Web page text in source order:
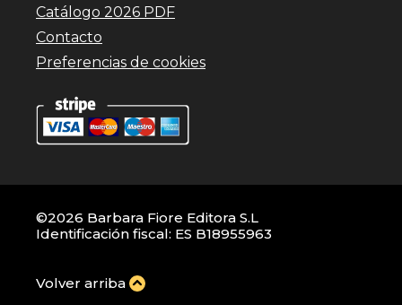
Catálogo 2026 PDF
Contacto
Preferencias de cookies
©2026 Barbara Fiore Editora S.L
Identificación fiscal: ES B18955963
Volver arriba